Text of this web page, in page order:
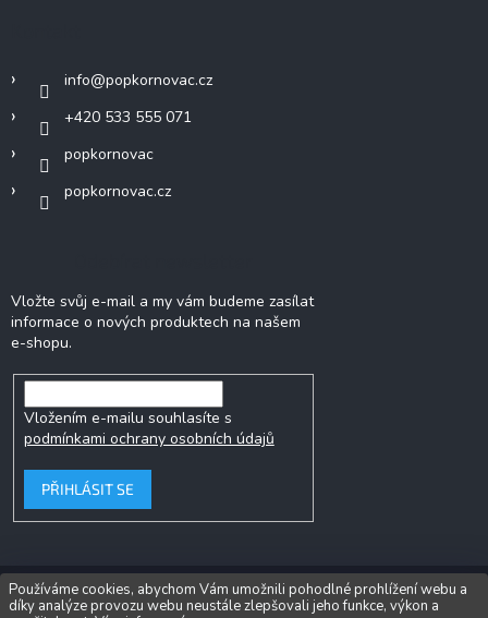
Používáme cookies, abychom Vám umožnili pohodlné prohlížení webu a
díky analýze provozu webu neustále zlepšovali jeho funkce, výkon a
info@popkornovac.cz
+420 533 555 071
popkornovac
popkornovac.cz
Vložte svůj e-mail a my vám budeme zasílat
informace o nových produktech na našem
e-shopu.
Vložením e-mailu souhlasíte s
podmínkami ochrany osobních údajů
PŘIHLÁSIT SE
Copyright 2026Popkornovač.cz®. Všechna práva vyhrazena.Upravit